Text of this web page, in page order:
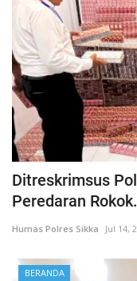
Ditreskrimsus
Peredaran
Humas Polres Sikka Jul 14,
BERANDA